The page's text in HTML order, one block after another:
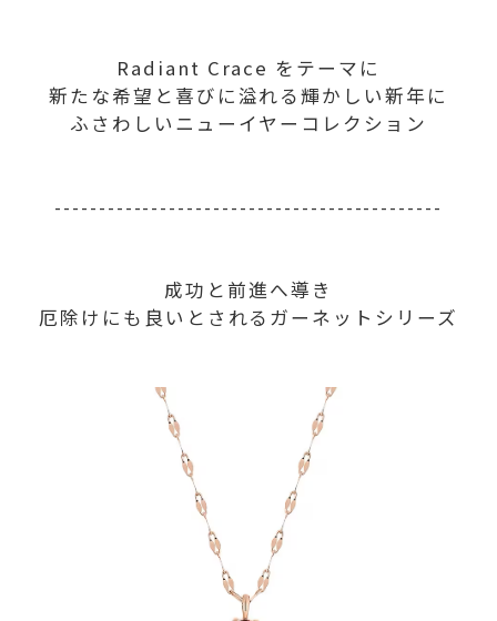
Radiant Crace をテーマに
新たな希望と喜びに溢れる輝かしい新年に
ふさわしいニューイヤーコレクション
--------------------------------------------
成功と前進へ導き
厄除けにも良いとされるガーネットシリーズ